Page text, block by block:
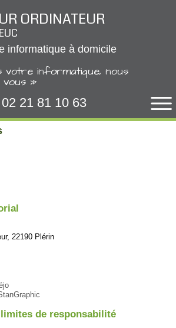
ORDINATEUR
informatique à domicile
votre informatique, nous
vous »
02 21 81 10 63
22190 Plérin
de responsabilité